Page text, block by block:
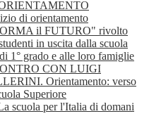
di orientamento
il FUTURO" rivolto
in uscita dalla scuola
1° grado e alle loro famiglie
CON LUIGI
Orientamento: verso
Superiore
scuola per l'Italia di domani